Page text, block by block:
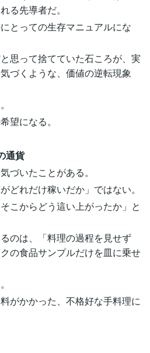
る先導者だ。
とっての生存マニュアルにな
思って捨てていた石ころが、実
づくような、価値の逆転現象
望になる。
通貨
づいたことがある。
どれだけ稼いだか」ではない。
こからどう這い上がったか」と
のは、「料理の過程を見せず
の食品サンプルだけを皿に乗せ
がかかった、不格好な手料理に